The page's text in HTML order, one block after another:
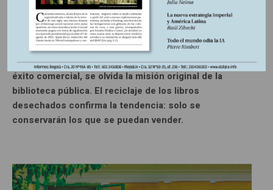
Expurgar las bibliotecas
Una biblioteca no es extensible. Hay que determinar
las obras que se retiran y en beneficio de qué
novedades. Cuando la elección viene dictada por el
éxito comercial, se olvida la misión original de la
biblioteca pública. El reciclaje de los libros
desechados confirma la tendencia: solo se
conservarán los que se puedan vender.